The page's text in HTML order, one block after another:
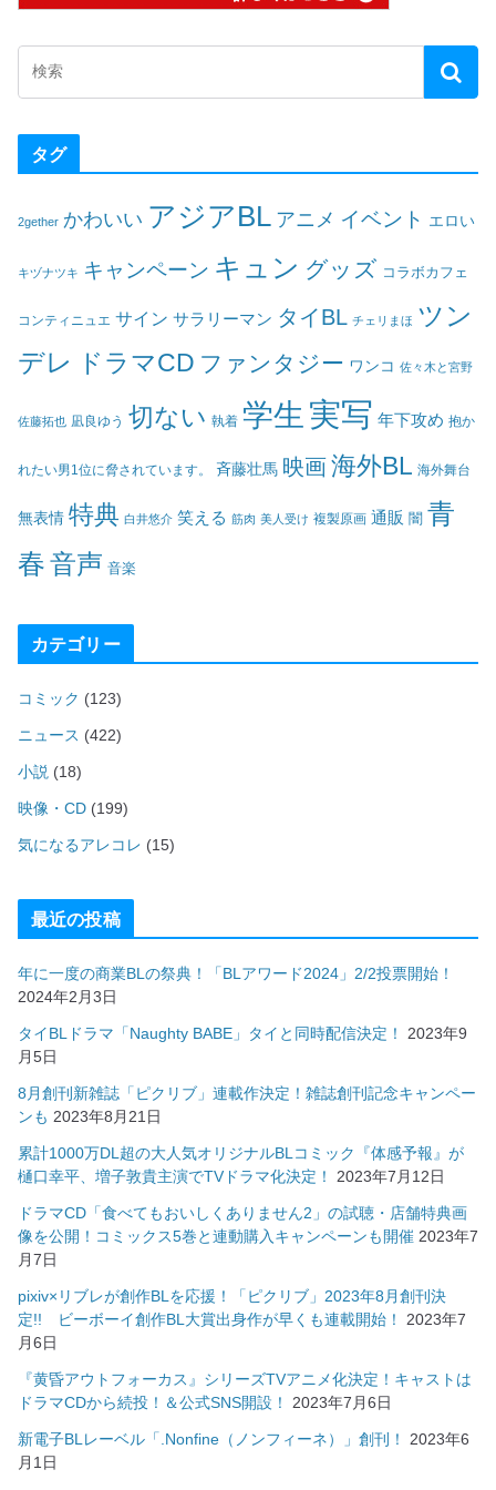
タグ
2gether かわいい アジアBL アニメ イベント エロい
キヅナツキ キャンペーン キュン グッズ コラボカフェ
コンティニュエ サイン サラリーマン タイBL チェリまほ ツン
デレ ドラマCD ファンタジー ワンコ 佐々木と宮野
佐藤拓也 凪良ゆう 切ない 執着 学生 実写 年下攻め 抱か
れたい男1位に脅されています。 斉藤壮馬 映画海外BL 海外舞台
無表情 特典 白井悠介 笑える 筋肉 美人受け 複製原画 通販 闇 青
春音声 音楽
カテゴリー
コミック (123)
ニュース (422)
小説 (18)
映像・CD (199)
気になるアレコレ (15)
最近の投稿
年に一度の商業BLの祭典！「BLアワード2024」2/2投票開始！
2024年2月3日
タイBLドラマ「Naughty BABE」タイと同時配信決定！
2023年9
月5日
8月創刊新雑誌「ピクリブ」連載作決定！雑誌創刊記念キャンペー
ンも 2023年8月21日
累計1000万DL超の大人気オリジナルBLコミック『体感予報』が
樋口幸平、増子敦貴主演でTVドラマ化決定！
2023年7月12日
ドラマCD「食べてもおいしくありません2」の試聴・店舗特典画
像を公開！コミックス5巻と連動購入キャンペーンも開催 2023年7
月7日
pixiv×リブレが創作BLを応援！「ピクリブ」2023年8月創刊決
定!! ビーボーイ創作BL大賞出身作が早くも連載開始！
2023年7
月6日
『黄昏アウトフォーカス』シリーズTVアニメ化決定！キャストは
ドラマCDから続投！＆公式SNS開設！
2023年7月6日
新電子BLレーベル「.Nonfine（ノンフィーネ）」創刊！
2023年6
月1日